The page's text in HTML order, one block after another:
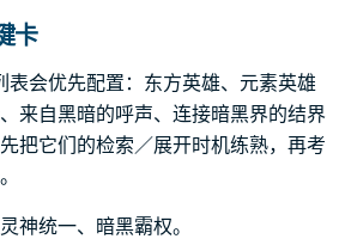
卡
表会优先配置：东方英雄、元素英雄
来自黑暗的呼声、连接暗黑界的结界
把它们的检索／展开时机练熟，再考
神统一、暗黑霸权。